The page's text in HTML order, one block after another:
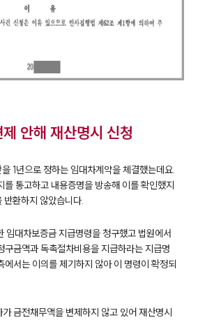
안해 재산명시 신청
1년으로 정하는 임대차계약을 체결했는데요.
를 통고하고 내용증명을 방송해 이를 확인했지
환하지 않았습니다.
임대차보증금 지급명령을 청구했고 법원에서
구금액과 독촉절차비용을 지급하라는 지급명
에서는 이의를 제기하지 않아 이 명령이 확정되
금전채무액을 변제하지 않고 있어 재산명시